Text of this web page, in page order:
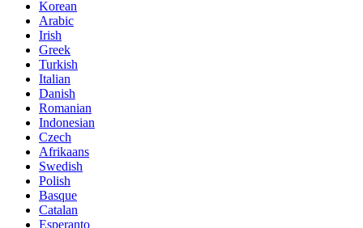
Korean
Arabic
Irish
Greek
Turkish
Italian
Danish
Romanian
Indonesian
Czech
Afrikaans
Swedish
Polish
Basque
Catalan
Esperanto